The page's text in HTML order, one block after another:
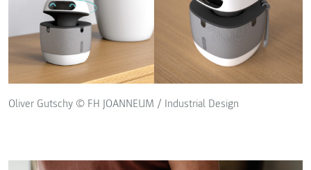
Oliver Gutschy © FH JOANNEUM / Industrial Design